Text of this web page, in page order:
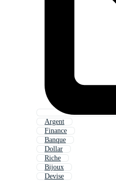
Argent
Finance
Banque
Dollar
Riche
Bijoux
Devise